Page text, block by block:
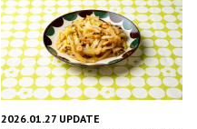
2026.01.27 UPDATE